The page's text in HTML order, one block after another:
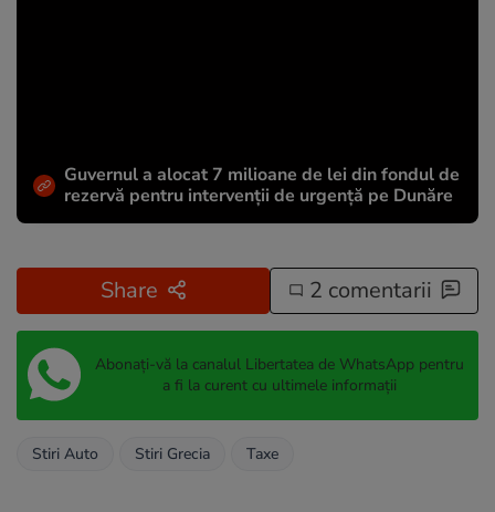
Guvernul a alocat 7 milioane de lei din fondul de
rezervă pentru intervenții de urgență pe Dunăre
Share 2 comentarii
Abonați-vă la canalul Libertatea de WhatsApp pentru
a fi la curent cu ultimele informații
Stiri Auto Stiri Grecia Taxe